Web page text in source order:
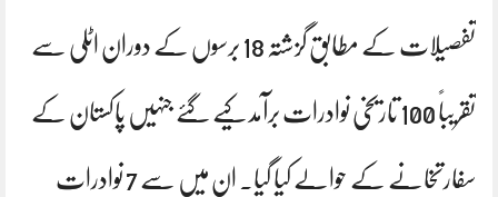
تفصیلات کے مطابق گزشتہ 18 برسوں کے دوران اٹلی سے
تقریباً 100 تاریخی نوادرات برآمد کیے گئے جنہیں پاکستان کے
سفارتخانے کے حوالے کیا گیا۔ ان میں سے 7 نوادرات